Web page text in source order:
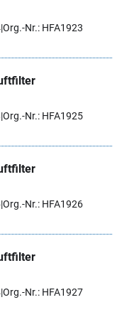
Org.-Nr.: HFA1923
Org.-Nr.: HFA1925
Org.-Nr.: HFA1926
Org.-Nr.: HFA1927